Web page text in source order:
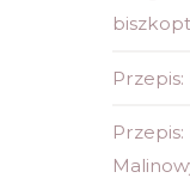
Przepis: